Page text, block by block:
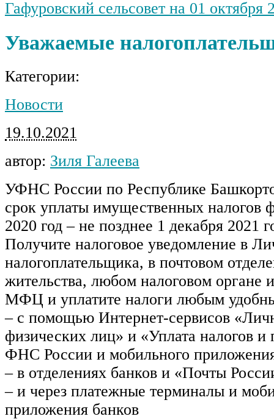
Гафуровский сельсовет на 01 октября
Уважаемые
Категории:
Новости
19.10.2021
автор: Зиля Галеева
УФНС России по Республике
срок уплаты имущественных налогов
2020 год – не позднее 1 декабря 2021
Получите налоговое уведомление в
налогоплательщика, в почтовом
жительства, любом налоговом органе
МФЦ и уплатите налоги любым
– с помощью Интернет-сервисов
физических лиц» и «Уплата налогов
ФНС России и мобильного
– в отделениях банков и «Почты
– и через платежные терминалы и
приложения банков